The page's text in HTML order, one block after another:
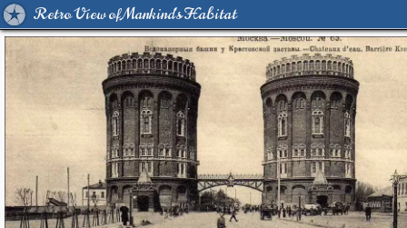
Retro View of Mankind's Habitat